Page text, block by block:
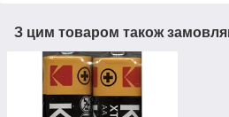
З цим товаром також